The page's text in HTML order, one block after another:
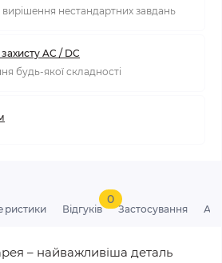
нестандартних завдань
AC / DC
будь-якої складності
Відгуків
0
Застосування
– найважливіша деталь